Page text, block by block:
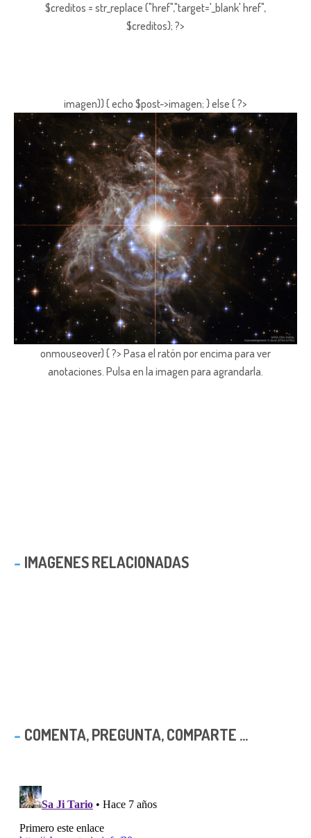
$creditos = str_replace ("href","target='_blank' href",
$creditos); ?>
imagen)) { echo $post->imagen; } else { ?>
onmouseover) { ?> Pasa el ratón por encima para ver
anotaciones. Pulsa en la imagen para agrandarla.
IMAGENES RELACIONADAS
COMENTA, PREGUNTA, COMPARTE ...